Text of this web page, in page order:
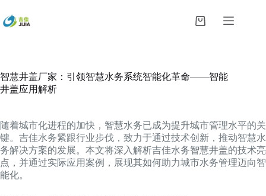
过
内
购
智慧井盖厂家：引领智慧水务系统智能化革命——智能
井盖应用解析
随着城市化进程的加快，智慧水务已成为提升城市管理水平的关
键。吉佳水务紧跟行业步伐，致力于通过技术创新，推动智慧水
务解决方案的发展。本文将深入解析吉佳水务智慧井盖的技术亮
点，并通过实际应用案例，展现其如何助力城市水务管理迈向智
能化。